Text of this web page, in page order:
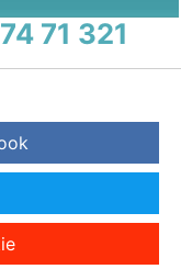
71 321